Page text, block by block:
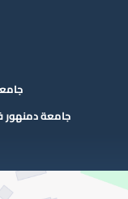
جامعة دمنهور